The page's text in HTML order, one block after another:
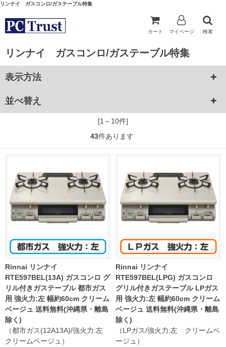
リンナイ ガスコンロ/ガステーブル特集
カート マイページ 検索
リンナイ ガスコンロ/ガステーブル特集
表示方法
並べ替え
[1～10件]
43件あります
Rinnai リンナイ
RTE597BEL(13A) ガスコンロ グ
リル付きガステーブル 都市ガス
用 強火力:左 幅約60cm クリーム
ベージュ 送料無料(沖縄県・離島
除く)
（都市ガス(12A13A)/強火力:左
クリームベージュ）
Rinnai リンナイ
RTE597BEL(LPG) ガスコンロ
グリル付きガステーブル LPガス
用 強火力:左 幅約60cm クリーム
ベージュ 送料無料(沖縄県・離島
除く)
（LPガス/強火力:左 クリームベ
ージュ）